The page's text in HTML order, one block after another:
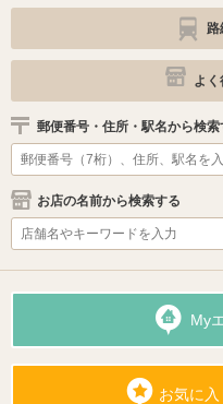
路
よ
郵便番号・住所・駅名から検索
お店の名前から検索する
My
お気に